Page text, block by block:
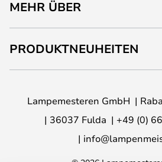
MEHR ÜBER
PRODUKTNEUHEITEN
Lampemesteren GmbH
36037 Fulda
+49 (0)